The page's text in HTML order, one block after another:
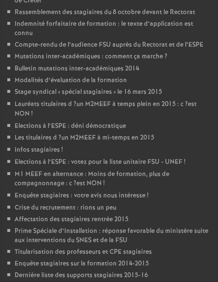
Rassemblement des stagiaires du 8 octobre devant le Rectorat
Indemnité forfaitaire de formation : le texte d’application est
connu
Compte-rendu de l’audience FSU auprès du Rectorat et de l’ESPE
Mutations inter-académiques : comment ça marche?
Bulletin mutations inter-académiques 2014
Modalités d’évaluation de la formation
Stage syndical «spécial stagiaires » le 16 mars 2015
Lauréats titulaires d ?un M2MEEFà temps plein en 2015 : c?est
NON !
Elections à l’ESPE : déni démocratique
Les titulaires d ?un M2MEEFà mi-temps en 2015
Infos stagiaires !
Elections à l’ESPE : votez pour la liste unitaire FSU - UNEF!
M1 MEEFen alternance : Moins de formation, plus de
compagnonnage : c?est NON !
Enquête stagiaires : votre avis nous intéresse!
Crise du recrutement : rions un peu
Affectation des stagiaires rentrée 2015
Prime Spéciale d’Installation : réponse favorable du ministère suite
aux interventions duSNESet de la FSU
Titularisation des professeurs etCPE stagiaires
Enquête stagiaires sur la formation 2014-2015
Dernière liste des supports stagiaires 2015-16